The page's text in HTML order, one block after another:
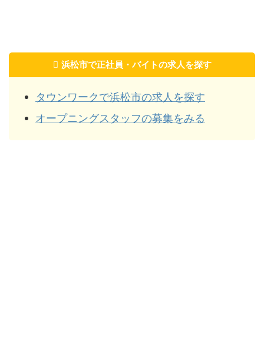
浜松市で正社員・バイトの求人を探す
タウンワークで浜松市の求人を探す
オープニングスタッフの募集をみる